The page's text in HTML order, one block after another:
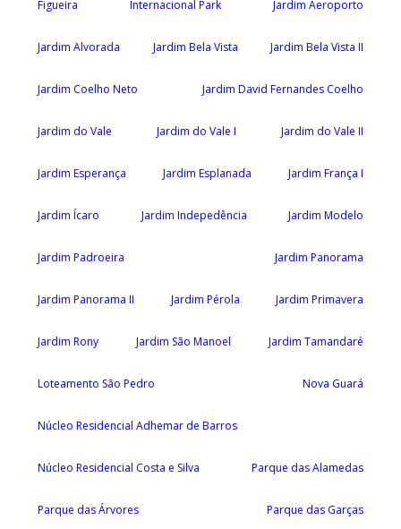
Figueira Internacional Park Jardim Aeroporto
Jardim Alvorada Jardim Bela Vista Jardim Bela Vista II
Jardim Coelho Neto Jardim David Fernandes Coelho
Jardim do Vale Jardim do Vale I Jardim do Vale II
Jardim Esperança Jardim Esplanada Jardim França I
Jardim Ícaro Jardim Indepedência Jardim Modelo
Jardim Padroeira Jardim Panorama
Jardim Panorama II Jardim Pérola Jardim Primavera
Jardim Rony Jardim São Manoel Jardim Tamandaré
Loteamento São Pedro Nova Guará
Núcleo Residencial Adhemar de Barros
Núcleo Residencial Costa e Silva Parque das Alamedas
Parque das Árvores Parque das Garças